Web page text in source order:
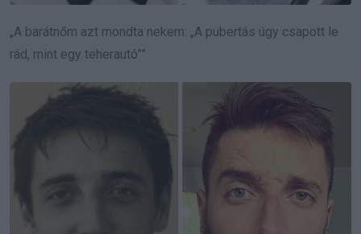
„A barátnőm azt mondta nekem: „A pubertás úgy csapott le
rád, mint egy teherautó””